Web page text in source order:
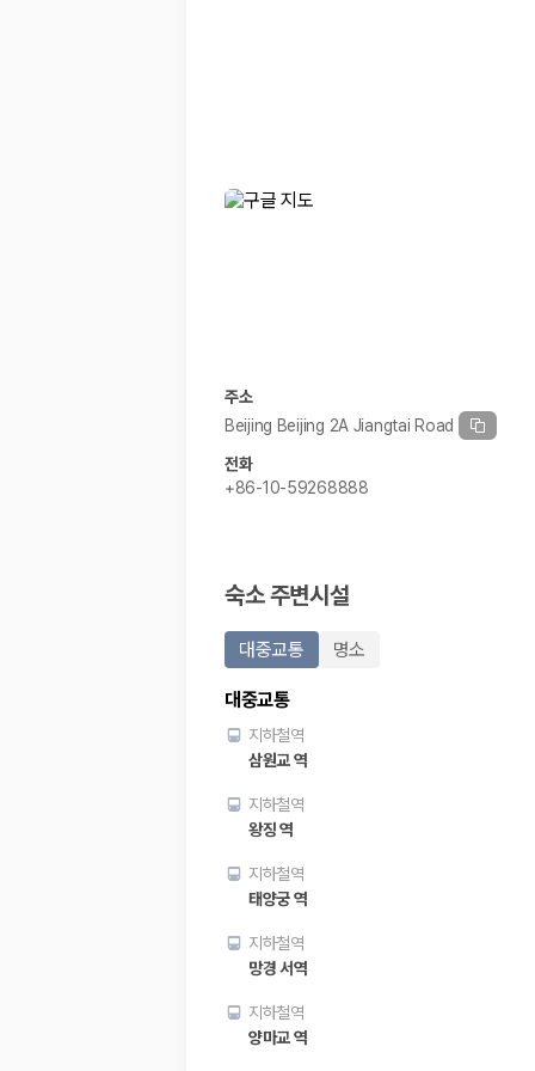
혼자 또는 2인 여행에 적합하며 제주 렌트카 최저가를 찾는 사용
단체 여행이나 4인 이상 가족 여행에 적합하며 인원수, 짐 공간, 보
2000만 고객이 선택한 렌트카 가격비교 플랫폼
카모아는 제주렌트카부터 국내·해외 렌트카까지 비교할 수 있는 렌트카 가
제주렌트카 가격비교 자주 묻는 질문
A. 대여일, 반납일, 인수 지역을 선택하면 제주도 렌트카 업체별 가격, 차
Q. 제주 렌트카 최저가는 무엇을 기준으로 비교해야 하나요?
Q. 제주 렌트카 가격비교 시 보험도 함께 비교할 수 있나요?
Q. 가족 여행에는 어떤 제주 렌트카를 비교해야 하나요?
제주렌트카 가격비교 주요 링크
제주도 렌트카 실시간 최저가 가격비교
주소
Beijing Beijing 2A Jiangtai Road
전화
+86-10-59268888
숙소 주변시설
대중교통 명소
대중교통
지하철역
삼원교 역
지하철역
왕징 역
지하철역
태양궁 역
지하철역
망경 서역
지하철역
양마교 역